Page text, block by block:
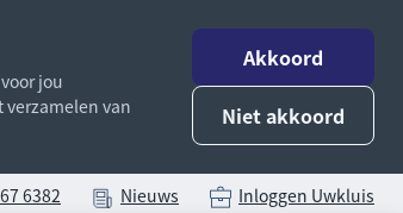
jou
van
Akkoord
Niet akkoord
6382 Nieuws Inloggen Uwkluis